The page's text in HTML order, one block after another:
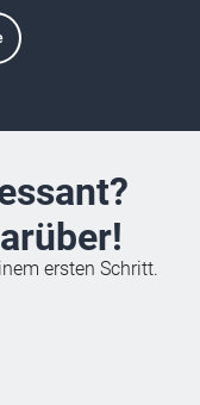
ersten Schritt.